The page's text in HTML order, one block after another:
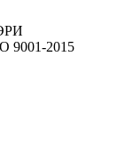
9001-2015